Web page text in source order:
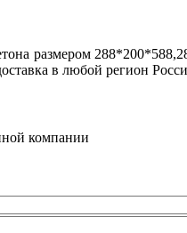
размером
в любой регион
компании